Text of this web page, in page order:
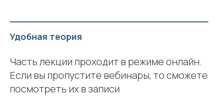
Удобная теория
Часть лекции проходит в режиме онлайн.
Если вы пропустите вебинары, то сможете
посмотреть их в записи